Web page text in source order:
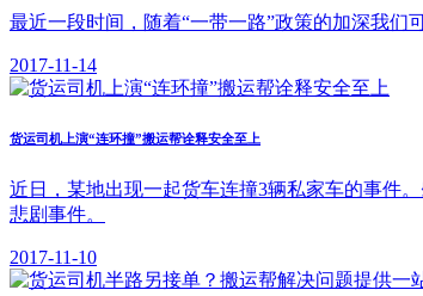
最近一段时间，随着“一带一路”政策的加深我们
2017-11-14
货运司机上演“连环撞”搬运帮诠释安全至上
近日，某地出现一起货车连撞3辆私家车的事件
悲剧事件。
2017-11-10